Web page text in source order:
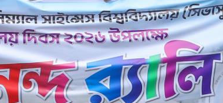
শিক্ষার্থীদের প্রতি আহ্বান’